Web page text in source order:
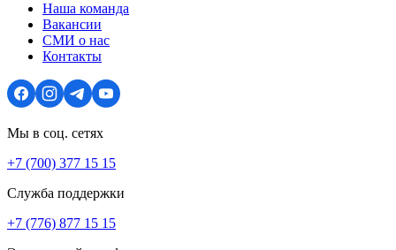
Наша команда
Вакансии
СМИ о нас
Контакты
Мы в соц. сетях
+7 (700) 377 15 15
Служба поддержки
+7 (776) 877 15 15